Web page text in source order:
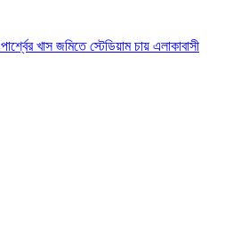
খাস জমিতে স্টেডিয়াম চায় এলাকাবাসী